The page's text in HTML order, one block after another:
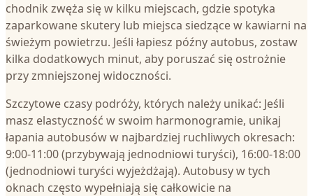
chodnik zwęża się w kilku miejscach, gdzie spotyka
zaparkowane skutery lub miejsca siedzące w kawiarni na
świeżym powietrzu. Jeśli łapiesz późny autobus, zostaw
kilka dodatkowych minut, aby poruszać się ostrożnie
przy zmniejszonej widoczności.
Szczytowe czasy podróży, których należy unikać: Jeśli
masz elastyczność w swoim harmonogramie, unikaj
łapania autobusów w najbardziej ruchliwych okresach:
9:00-11:00 (przybywają jednodniowi turyści), 16:00-18:00
(jednodniowi turyści wyjeżdżają). Autobusy w tych
oknach często wypełniają się całkowicie na